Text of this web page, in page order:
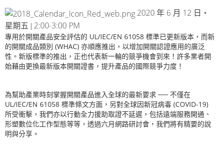
2020 年 6 月 12 日‧
星期五 | 2:00-3:00 PM
專用於開關產品安全評估的 UL/IEC/EN 61058 標準已更新版本，而新
的開關成品類別 (WHAC) 亦順應推出，以增加開關認證應用的廣泛
性。新版標準的推出，正也代表新一輪的競爭機會到來！許多業者開
始藉由更換最新版本開關證書，提升產品的國際競爭力度！
為幫助產業時刻掌握開關產品進入全球的最新要求 ── 不僅在
UL/IEC/EN 61058 標準條文方面，另對全球因新冠病毒 (COVID-19)
所受衝擊，我們亦以行動全力援助取證不延遲，包括遠端服務開通、
形塑數位化工作型態等等，透過六月網路研討會，我們將有精要的說
明與分享。